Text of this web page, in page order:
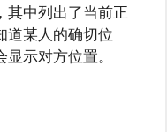
其中列出了当前正
道某人的确切位
示对方位置。